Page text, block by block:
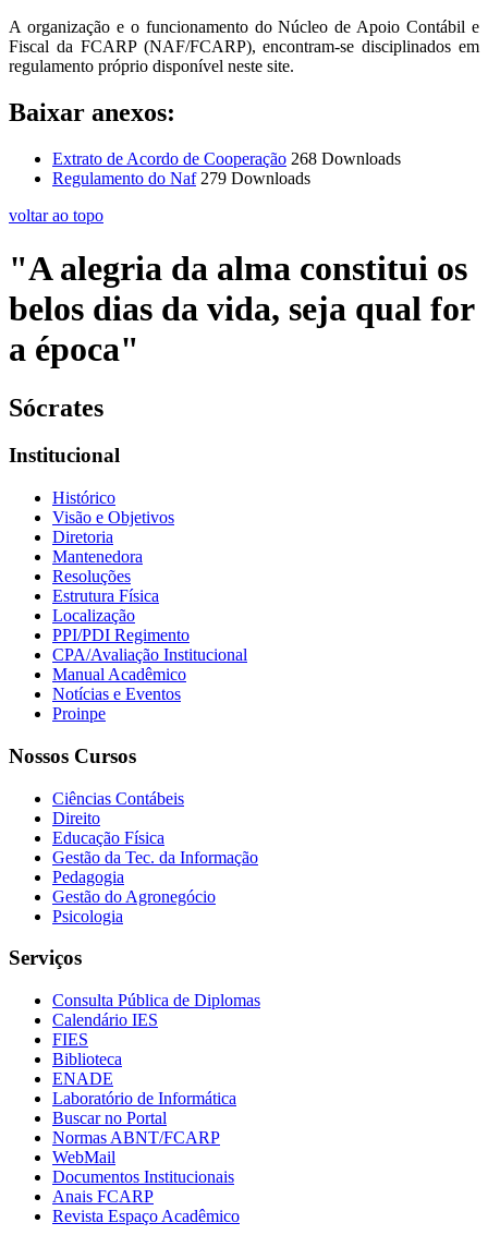
A organização e o funcionamento do Núcleo de Apoio Contábil e
Fiscal da FCARP (NAF/FCARP), encontram-se disciplinados em
regulamento próprio disponível neste site.
Baixar anexos:
Extrato de Acordo de Cooperação 268 Downloads
Regulamento do Naf 279 Downloads
voltar ao topo
"A alegria da alma constitui os
belos dias da vida, seja qual for
a época"
Sócrates
Institucional
Histórico
Visão e Objetivos
Diretoria
Mantenedora
Resoluções
Estrutura Física
Localização
PPI/PDI Regimento
CPA/Avaliação Institucional
Manual Acadêmico
Notícias e Eventos
Proinpe
Nossos Cursos
Ciências Contábeis
Direito
Educação Física
Gestão da Tec. da Informação
Pedagogia
Gestão do Agronegócio
Psicologia
Serviços
Consulta Pública de Diplomas
Calendário IES
FIES
Biblioteca
ENADE
Laboratório de Informática
Buscar no Portal
Normas ABNT/FCARP
WebMail
Documentos Institucionais
Anais FCARP
Revista Espaço Acadêmico